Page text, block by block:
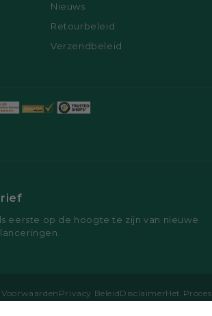
Nieuws
Retourbeleid
Verzendbeleid
eerste op de hoogte te zijn van nieuwe
Privacy BeleidDisclaimerHet Proces